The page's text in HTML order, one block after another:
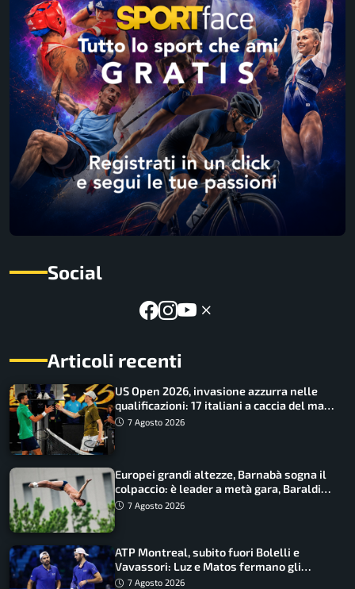
Social
Articoli recenti
US Open 2026, invasione azzurra nelle
qualificazioni: 17 italiani a caccia del main
draw7 Agosto 2026
Europei grandi altezze, Barnabà sogna il
colpaccio: è leader a metà gara, Baraldi
ancora in corsa
7 Agosto 2026
ATP Montreal, subito fuori Bolelli e
Vavassori: Luz e Matos fermano gli
azzurri
7 Agosto 2026